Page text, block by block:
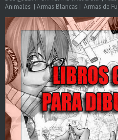
Animales | Armas Blancas | Armas de